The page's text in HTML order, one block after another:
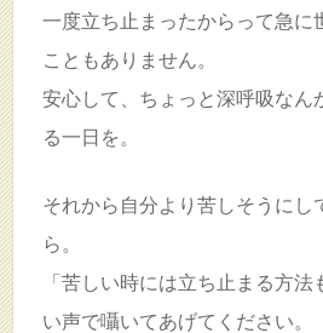
一度立ち止まったからって急に
こともありません。
安心して、ちょっと深呼吸なん
る一日を。
それから自分より苦しそうにし
ら。
「苦しい時には立ち止まる方法
い声で囁いてあげてください。